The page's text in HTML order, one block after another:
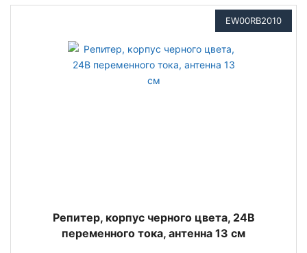
EW00RB2010
Репитер, корпус черного цвета, 24В
переменного тока, антенна 13 см